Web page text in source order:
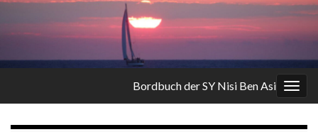
Bordbuch der SY Nisi Ben Asi